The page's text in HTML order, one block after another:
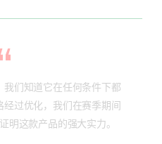
我们知道它在任何条件下都
过优化，我们在赛季期间
明这款产品的强大实力。